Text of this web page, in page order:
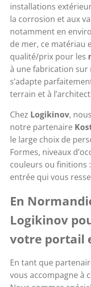
installations
la corrosion et aux
notamment en
de mer, ce matériau
qualité/prix pour les
à une fabrication sur
s’adapte
terrain et à
Chez Logikinov,
notre partenaire
le large choix de
Formes, niveaux
couleurs ou finitions
entrée qui vous
En
Logikinov
votre portail
En tant que
vous accompagne à